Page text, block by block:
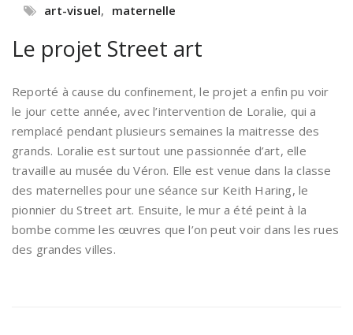
art-visuel, maternelle
Le projet Street art
Reporté à cause du confinement, le projet a enfin pu voir
le jour cette année, avec l’intervention de Loralie, qui a
remplacé pendant plusieurs semaines la maitresse des
grands. Loralie est surtout une passionnée d’art, elle
travaille au musée du Véron. Elle est venue dans la classe
des maternelles pour une séance sur Keith Haring, le
pionnier du Street art. Ensuite, le mur a été peint à la
bombe comme les œuvres que l’on peut voir dans les rues
des grandes villes.